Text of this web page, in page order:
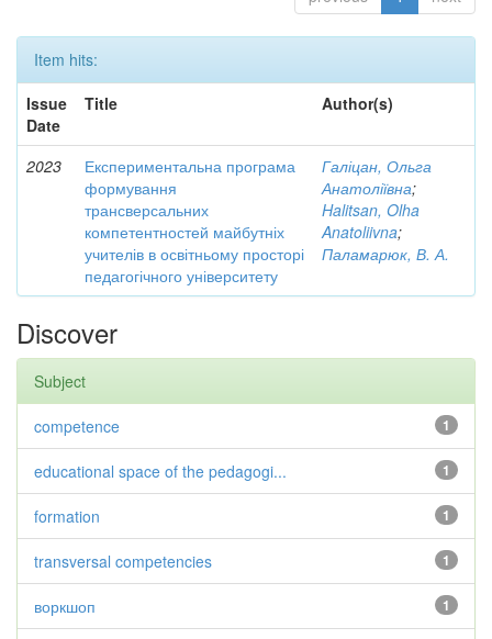
Item hits:
Issue
Date
Title Author(s)
2023
Експериментальна програма
формування
трансверсальних
компетентностей майбутніх
учителів в освітньому просторі
педагогічного університету
Галіцан, Ольга
Анатоліївна;
Halitsan, Olha
Anatoliivna;
Паламарюк, В. А.
Discover
Subject
1
competence
1
educational space of the pedagogi...
1
formation
1
transversal competencies
1
воркшоп